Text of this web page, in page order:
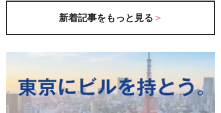
新着記事をもっと見る